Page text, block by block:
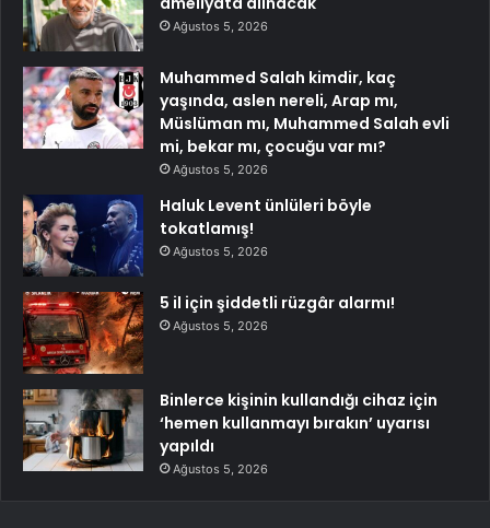
Ağustos 5, 2026
Muhammed Salah kimdir, kaç
yaşında, aslen nereli, Arap mı,
Müslüman mı, Muhammed Salah evli
mi, bekar mı, çocuğu var mı?
Ağustos 5, 2026
Haluk Levent ünlüleri böyle
tokatlamış!
Ağustos 5, 2026
5 il için şiddetli rüzgâr alarmı!
Ağustos 5, 2026
Binlerce kişinin kullandığı cihaz için
‘hemen kullanmayı bırakın’ uyarısı
yapıldı
Ağustos 5, 2026